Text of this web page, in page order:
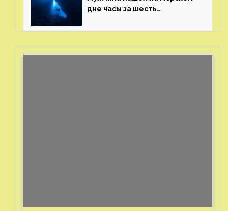
дне часы за шесть
с помощью пластиковых